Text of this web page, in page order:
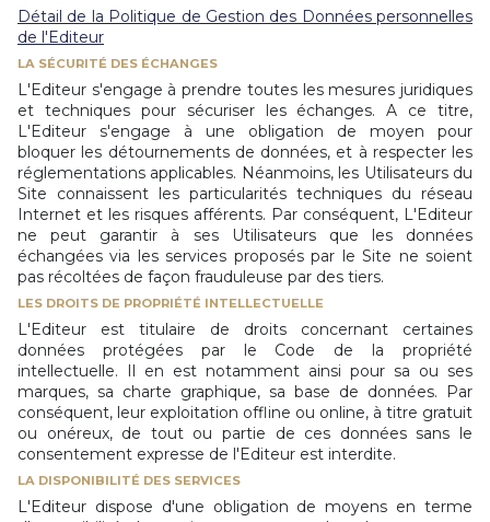
Détail de la Politique de Gestion des Données personnelles
de l'Editeur
LA SÉCURITÉ DES ÉCHANGES
L'Editeur s'engage à prendre toutes les mesures juridiques
et techniques pour sécuriser les échanges. A ce titre,
L'Editeur s'engage à une obligation de moyen pour
bloquer les détournements de données, et à respecter les
réglementations applicables. Néanmoins, les Utilisateurs du
Site connaissent les particularités techniques du réseau
Internet et les risques afférents. Par conséquent, L'Editeur
ne peut garantir à ses Utilisateurs que les données
échangées via les services proposés par le Site ne soient
pas récoltées de façon frauduleuse par des tiers.
LES DROITS DE PROPRIÉTÉ INTELLECTUELLE
L'Editeur est titulaire de droits concernant certaines
données protégées par le Code de la propriété
intellectuelle. Il en est notamment ainsi pour sa ou ses
marques, sa charte graphique, sa base de données. Par
conséquent, leur exploitation offline ou online, à titre gratuit
ou onéreux, de tout ou partie de ces données sans le
consentement expresse de l'Editeur est interdite.
LA DISPONIBILITÉ DES SERVICES
L'Editeur dispose d'une obligation de moyens en terme